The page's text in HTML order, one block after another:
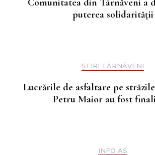
Comunitatea din Târnăveni a
puterea solidarității
ȘTIRI TÂRNĂVENI
Lucrările de asfaltare pe
Petru Maior au fost
INFO AS